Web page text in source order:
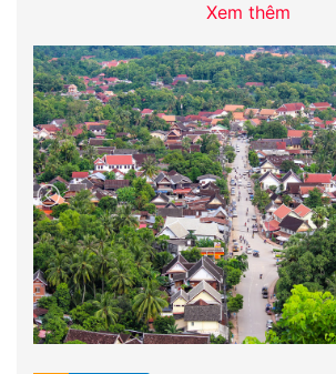
Sau bữa trưa, Xe và HDV đưa đoàn
tốc đi cố đôLuang Prabang- Thủ đô
Vương quốc Triệu voi xưa và là cố
Lào hiền hòa mến khách, được
700 năm lịch sử. Đến cố đô, đoàn đi
điện Hoàng Gia (Bảo tàng Quốc gia)
Quân chủ Hoàng Gia Lào, nơi vua
thoái vị vào năm 1975, tham quan
Thoong- Chùa của Vua Lào hành lễ
chùa cổ đẹp nhất của Lào được
1560, tham quan chùachùa Mày-
Xem thêm